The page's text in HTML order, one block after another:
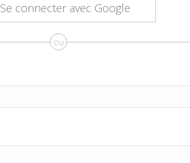
Se connecter avec Google
ou